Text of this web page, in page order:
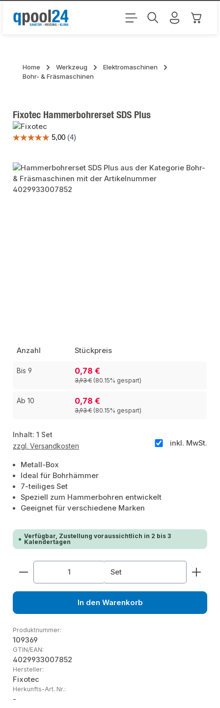
Zum Hauptinhalt springen
Home Werkzeug
Elektromaschinen
Bohr- & Fräsmaschinen
Fixotec Hammerbohrerset SDS Plus
Bildergalerie überspringen
Anzahl Stückpreis
Bis9 0,78 €
3,93 € (80.15% gespart)
Ab10 0,78 €
3,93 € (80.15% gespart)
Inhalt:1 Set
inkl. MwSt.
zzgl. Versandkosten
Metall-Box
Ideal für Bohrhämmer
7-teiliges Set
Speziell zum Hammerbohren entwickelt
Geeignet für verschiedene Marken
Verfügbar, Zustellung voraussichtlich in 2 bis 3
Kalendertagen
Produkt Anzahl: Gib den gewünschten Wert
Set
In den Warenkorb
Produktnummer:
109369
GTIN/EAN:
4029933007852
Hersteller:
Fixotec
Herkunfts-Art. Nr.:
-